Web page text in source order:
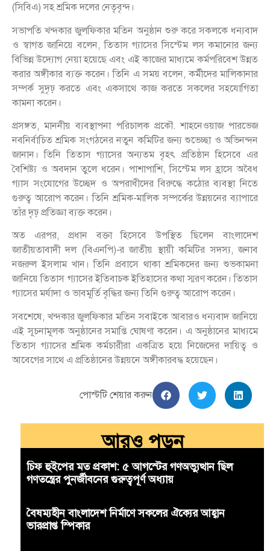
(সিবিএ) সহ শ্রমিক দলের নেতৃবৃন্দ।
সভাপতি খন্দকার জুলফিকার মতিন অনুষ্ঠান শুরু করে সকলকে ধন্যবাদ
ও স্বাগত জানিয়ে বলেন, তিতাস গ্যাসের সিস্টেম লস কমানোর জন্য
বিভিন্ন উদ্যোগ নেয়া হয়েছে এবং এই কাজের মাধ্যমে কর্মপরিবেশ উন্নত
করার অঙ্গীকার ব্যক্ত করেন। তিনি এ সময় বলেন, কর্মীদের মালিকানার
সম্পর্ক সুদৃঢ় করতে এবং একসাথে কাজ করতে সকলের সহযোগিতা
কামনা করেন।
প্রসঙ্গত, মাননীয় ব্যবস্থাপনা পরিচালক প্রকৌ. শাহনেওয়াজ পারভেজ
নবনির্বাচিত শ্রমিক সংগঠনের নতুন কমিটির জন্য শুভেচ্ছা ও অভিনন্দন
জানান। তিনি তিতাস গ্যাসের অন্যতম বৃহৎ প্রতিষ্ঠান হিসেবে এর
বৈশিষ্ট্য ও অবদান তুলে ধরেন। পাশাপাশি, সিস্টেম লস হ্রাসে অবৈধ
গ্যাস সংযোগের উচ্ছেদ ও অপরাধীদের বিরুদ্ধে কঠোর ব্যবস্থা নিতে
গুরুত্ব আরোপ করেন। তিনি শ্রমিক-মালিক সম্পর্কের উন্নয়নের ব্যাপারে
তাঁর দৃঢ় প্রতিজ্ঞা ব্যক্ত করেন।
অত এরপর, প্রধান বক্তা হিসেবে উপস্থিত ছিলেন বাংলাদেশ
জাতীয়তাবাদী দল (বিএনপি)-র জাতীয় স্থায়ী কমিটির সদস্য, জনাব
নজরুল ইসলাম খান। তিনি প্রবাসে থাকা শ্রমিকদের জন্য শুভকামনা
জানিয়ে তিতাস গ্যাসের ইতিবাচক ইতিহাসের কথা স্মরণ করেন। তিতাস
গ্যাসের মর্যাদা ও ভাবমূর্তি বৃদ্ধির জন্য তিনি গুরুত্ব আরোপ করেন।
সবশেষে, খন্দকার জুলফিকার মতিন সবাইকে আবারও ধন্যবাদ জানিয়ে
এই সূচনামূলক অনুষ্ঠানের সমাপ্তি ঘোষণা করেন। এ অনুষ্ঠানের মাধ্যমে
তিতাস গ্যাসের শ্রমিক কর্মচারীরা একত্রিত হয়ে নিজেদের দায়িত্ব ও
আবেগের সাথে এ প্রতিষ্ঠানের উন্নয়নে অঙ্গীকারবদ্ধ হয়েছেন।
পোস্টটি শেয়ার করুন
আরও পড়ুন
চিফ হুইপের মত প্রকাশ: ৫ আগস্টের গণঅভ্যুত্থান ছিল
গণতন্ত্রের পুনর্জীবনের গুরুত্বপূর্ণ অধ্যায়
বৈষম্যহীন বাংলাদেশ নির্মাণে সকলের ঐক্যের আহ্বান
ভারপ্রাপ্ত স্পিকার